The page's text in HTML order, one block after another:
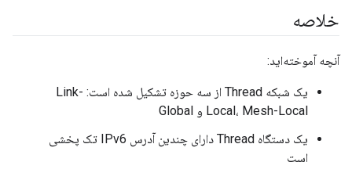
خلاصه
آنچه آموخته‌اید:
یک شبکه Thread از سه حوزه تشکیل شده است: Link-
Local، Mesh-Local و Global
یک دستگاه Thread دارای چندین آدرس IPv6 تک پخشی
است